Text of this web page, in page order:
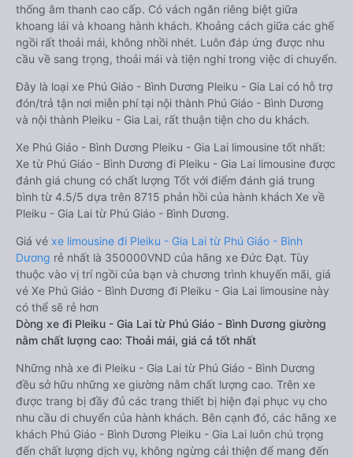
thống âm thanh cao cấp. Có vách ngăn riêng biệt giữa
khoang lái và khoang hành khách. Khoảng cách giữa các ghế
ngồi rất thoải mái, không nhồi nhét. Luôn đáp ứng được nhu
cầu về sang trọng, thoải mái và tiện nghi trong việc di chuyển.
Đây là loại xe Phú Giáo - Bình Dương Pleiku - Gia Lai có hỗ trợ
đón/trả tận nơi miễn phí tại nội thành Phú Giáo - Bình Dương
và nội thành Pleiku - Gia Lai, rất thuận tiện cho du khách.
Xe Phú Giáo - Bình Dương Pleiku - Gia Lai limousine tốt nhất:
Xe từ Phú Giáo - Bình Dương đi Pleiku - Gia Lai limousine được
đánh giá chung có chất lượng Tốt với điểm đánh giá trung
bình từ 4.5/5 dựa trên 8715 phản hồi của hành khách Xe về
Pleiku - Gia Lai từ Phú Giáo - Bình Dương.
Giá vé xe limousine đi Pleiku - Gia Lai từ Phú Giáo - Bình
Dương rẻ nhất là 350000VND của hãng xe Đức Đạt. Tùy
thuộc vào vị trí ngồi của bạn và chương trình khuyến mãi, giá
vé Xe Phú Giáo - Bình Dương đi Pleiku - Gia Lai limousine này
có thể sẽ rẻ hơn
Dòng xe đi Pleiku - Gia Lai từ Phú Giáo - Bình Dương giường
nằm chất lượng cao: Thoải mái, giá cả tốt nhất
Những nhà xe đi Pleiku - Gia Lai từ Phú Giáo - Bình Dương
đều sở hữu những xe giường nằm chất lượng cao. Trên xe
được trang bị đầy đủ các trang thiết bị hiện đại phục vụ cho
nhu cầu di chuyển của hành khách. Bên cạnh đó, các hãng xe
khách Phú Giáo - Bình Dương Pleiku - Gia Lai luôn chú trọng
đến chất lượng dịch vụ, không ngừng cải thiện để mang đến